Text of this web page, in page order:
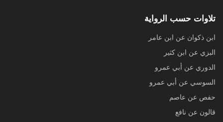
تلاوات حسب الرواية
ابن ذكوان عن ابن عامر
البزي عن ابن كثير
الدوري عن أبي عمرو
السوسي عن أبي عمرو
حفص عن عاصم
قالون عن نافع